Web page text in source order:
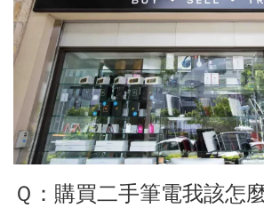
Ｑ：購買二手筆電我該怎